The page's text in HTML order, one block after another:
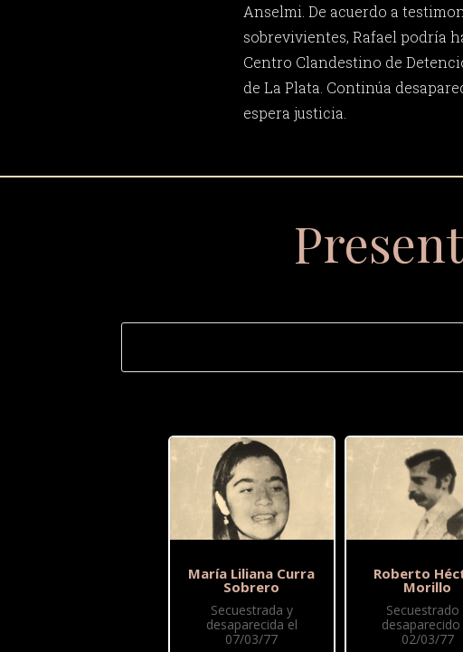
Anselmi. De acuerdo a
sobrevivientes, Rafael podría
Centro Clandestino de
de La Plata. Continúa
espera justicia.
María Liliana Curra
Sobrero
Secuestrada y
desaparecida el
07/03/77
Roberto
Morillo
Secuestrado
desaparecido
02/03/77